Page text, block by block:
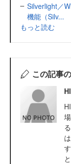
Silverlight／
機能（Silv...
もっと読む
この記事